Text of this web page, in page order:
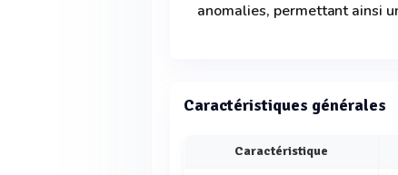
anomalies, permettant ainsi
Caractéristiques générales
Caractéristique